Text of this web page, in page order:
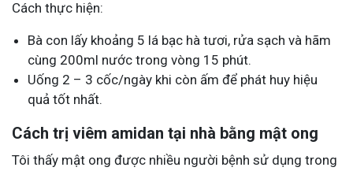
Cách thực hiện:
Bà con lấy khoảng 5 lá bạc hà tươi, rửa sạch và hãm
cùng 200ml nước trong vòng 15 phút.
Uống 2 – 3 cốc/ngày khi còn ấm để phát huy hiệu
quả tốt nhất.
Cách trị viêm amidan tại nhà bằng mật ong
Tôi thấy mật ong được nhiều người bệnh sử dụng trong